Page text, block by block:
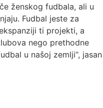
ženskog fudbala, ali u
Fudbal jeste za
ti projekti, a
nego prethodne
u našoj zemlji“, jasan